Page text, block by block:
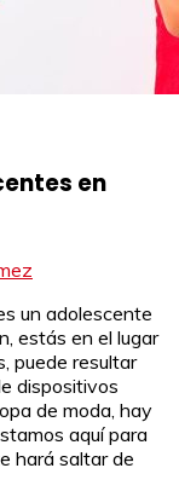
en
un adolescente
estás en el lugar
puede resultar
dispositivos
de moda, hay
aquí para
hará saltar de